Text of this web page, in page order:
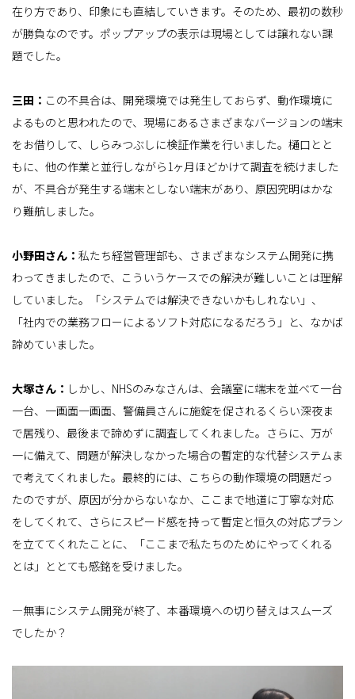
在り方であり、印象にも直結していきます。そのため、最初の数秒
が勝負なのです。ポップアップの表示は現場としては譲れない課
題でした。
三田： この不具合は、開発環境では発生しておらず、動作環境に
よるものと思われたので、現場にあるさまざまなバージョンの端末
をお借りして、しらみつぶしに検証作業を行いました。樋口とと
もに、他の作業と並行しながら1ヶ月ほどかけて調査を続けました
が、不具合が発生する端末としない端末があり、原因究明はかな
り難航しました。
小野田さん： 私たち経営管理部も、さまざまなシステム開発に携
わってきましたので、こういうケースでの解決が難しいことは理解
していました。「システムでは解決できないかもしれない」、
「社内での業務フローによるソフト対応になるだろう」と、なかば
諦めていました。
大塚さん： しかし、NHSのみなさんは、会議室に端末を並べて一台
一台、一画面一画面、警備員さんに施錠を促されるくらい深夜ま
で居残り、最後まで諦めずに調査してくれました。さらに、万が
一に備えて、問題が解決しなかった場合の暫定的な代替システムま
で考えてくれました。最終的には、こちらの動作環境の問題だっ
たのですが、原因が分からないなか、ここまで地道に丁寧な対応
をしてくれて、さらにスピード感を持って暫定と恒久の対応プラン
を立ててくれたことに、「ここまで私たちのためにやってくれる
とは」ととても感銘を受けました。
―無事にシステム開発が終了、本番環境への切り替えはスムーズ
でしたか？